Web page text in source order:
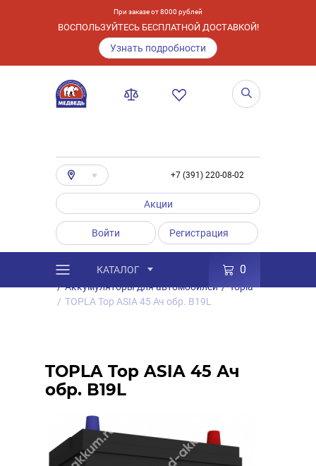
При заказе от 8000 рублей
ВОСПОЛЬЗУЙТЕСЬ БЕСПЛАТНОЙ ДОСТАВКОЙ!
Узнать подробности
+7 (391) 220-08-02
Акции
Войти Регистрация
КАТАЛОГ 0
Каталог / Товары
Аккумуляторы
/ Аккумуляторы для автомобилей / Topla
/ TOPLA Top ASIA 45 Ач обр. B19L
TOPLA Top ASIA 45 Ач
обр. B19L